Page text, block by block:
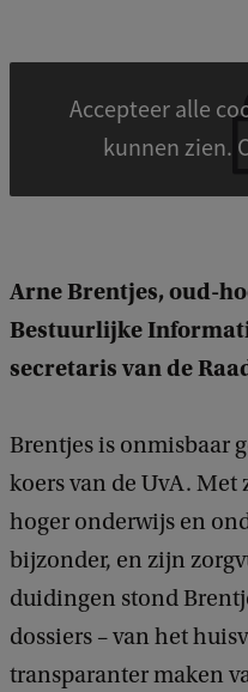
Accepteer alle
Arne Brentjes, oud-
Bestuurlijke
secretaris van de
Brentjes is onmisbaar
koers van de UvA.
hoger onderwijs en
bijzonder, en zijn
duidingen stond
dossiers – van het
transparanter maken